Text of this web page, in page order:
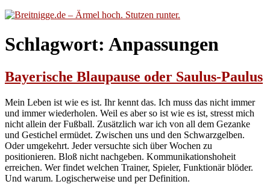
Schlagwort: Anpassungen
Bayerische Blaupause oder Saulus-Paulus
Mein Leben ist wie es ist. Ihr kennt das. Ich muss das nicht immer
und immer wiederholen. Weil es aber so ist wie es ist, stresst mich
nicht allein der Fußball. Zusätzlich war ich von all dem Gezanke
und Gestichel ermüdet. Zwischen uns und den Schwarzgelben.
Oder umgekehrt. Jeder versuchte sich über Wochen zu
positionieren. Bloß nicht nachgeben. Kommunikationshoheit
erreichen. Wer findet welchen Trainer, Spieler, Funktionär blöder.
Und warum. Logischerweise und per Definition.